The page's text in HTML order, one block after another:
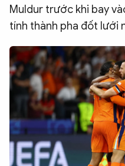
Muldur trước khi bay
tính thành pha đốt lưới